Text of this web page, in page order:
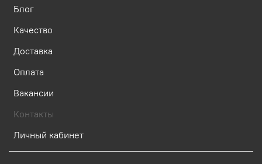
Блог
Качество
Доставка
Оплата
Вакансии
Контакты
Личный кабинет